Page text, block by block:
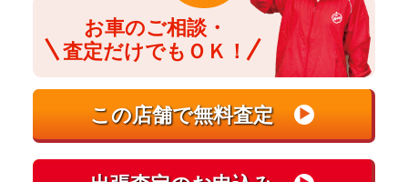
お車のご相談・
査定だけでもＯＫ！